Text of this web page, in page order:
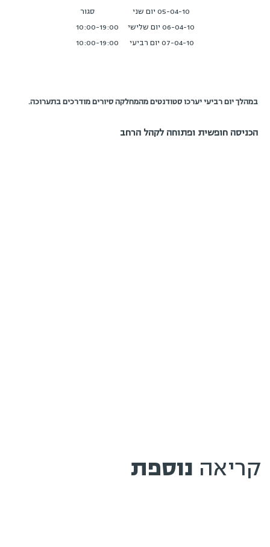
05-04-10 יום שני
סגור
06-04-10 יום שלישי
07-04-10 יום רביעי
10:00-19:00
במהלך יום רביעי יערכו סטודנטים מהמחלקה סיורים מודרכים בתערוכה.
הכניסה חופשית ופתוחה לקהל הרחב
קריאה נוספת